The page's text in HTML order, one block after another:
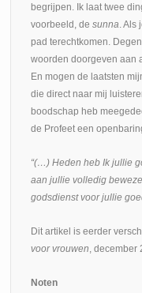
begrijpen. Ik laat twee
voorbeeld, desunna. Als
pad terechtkomen.
woorden doorgeven aan
En mogen de laatsten
die direct naar mij
boodschap heb
de Profeet een
“(…)Heden heb Ik jullie
aan jullie volledig
godsdienst voor jullie
Dit artikel is eerder
voor vrouwen, december
Noten